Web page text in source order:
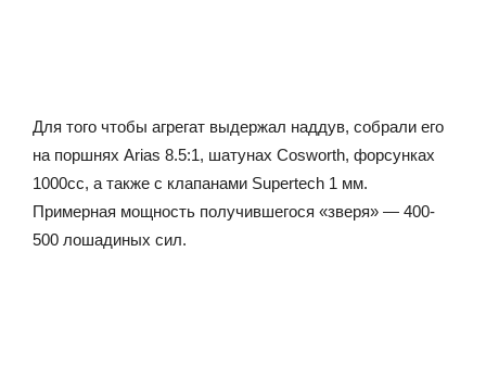
Для того чтобы агрегат выдержал наддув, собрали его
на поршнях Arias 8.5:1, шатунах Cosworth, форсунках
1000cc, а также с клапанами Supertech 1 мм.
Примерная мощность получившегося «зверя» — 400-
500 лошадиных сил.